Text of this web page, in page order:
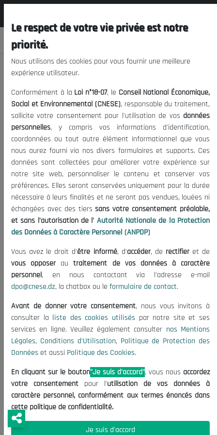
Source(s): La Nation
Date de publication: 10/03/2022 | Tags: Présidence Société |
Visites: 10664
Précédent
missions de :
• Eriger et d’animer des espaces de dialogue, de concertation et de
coopération avec les autorités locales, incluant aussi bien les
exécutifs que les assemblées élues&nbsp;et favorisant l’inclusion
• Dynamiser et de contribuer à l'organisation et à la facilitation du
dialogue social et civil, ouvert à toutes les parties, et assurer et
favoriser la médiation et la conciliation entre les différents acteurs
économiques et sociaux, en associant les partenaires de la société
Le respect de votre vie privée est notre
priorité.
Nous utilisons des cookies pour vous fournir une meilleure
expérience utilisateur.
Conformément à la Loi n°18-07, le Conseil National Économique,
Social et Environnemental (CNESE), responsable du traitement,
sollicite votre consentement pour l'utilisation de vos données
personnelles, y compris vos informations d'identification,
coordonnées ou tout autre élément informationnel que vous
nous aurez fourni via nos divers formulaires et supports. Ces
données sont collectées pour améliorer votre expérience sur
notre site web, personnaliser le contenu et conserver vos
préférences. Elles seront conservées uniquement pour la durée
nécessaire à leurs finalités et ne seront pas vendues, louées ni
échangées avec des tierssans votre consentement préalable,
et sans l'autorisation de l' Autorité Nationale de la Protection
des Données à Caractère Personnel (ANPDP)
Vous avez le droit d'être informé, d'accéder, de rectifieret de
vous opposerautraitement de vos données à caractère
personnel, en nous contactant via l'adresse e-mail
dpo@cnese.dz, la chatbox ou le formulaire de contact.
Avant de donner votre consentement, nous vous invitons à
consulter la liste des cookies utilisés par notre site et ses
services en ligne. Veuillez également consulter nos Mentions
Légales, Conditions d'Utilisation, Politique de Protection des
Données et aussi Politique des Cookies.
En cliquant sur le bouton"Je suis d'accord", vous nous accordez
votre consentement pour l'utilisation de vos données à
caractère personnel, conformément aux termes énoncés dans
cette politique de confidentialité.
Je suis d'accord